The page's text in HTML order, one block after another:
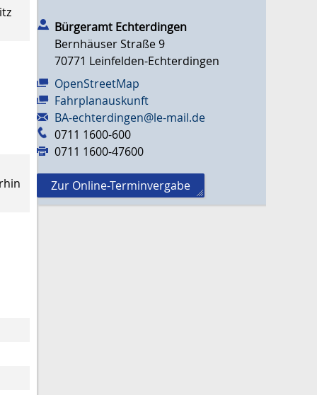
Bürgeramt Echterdingen
Bernhäuser Straße 9
70771 Leinfelden-Echterdingen
OpenStreetMap
Fahrplanauskunft
BA-echterdingen@le-mail.de
0711 1600-600
0711 1600-47600
Zur Online-Terminvergabe